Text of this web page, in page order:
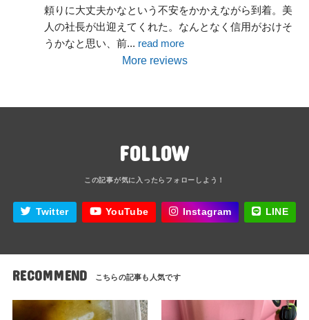
頼りに大丈夫かなという不安をかかえながら到着。美
人の社長が出迎えてくれた。なんとなく信用がおけそ
うかなと思い、前... read more
More reviews
FOLLOW
Twitter YouTube Instagram LINE
RECOMMEND